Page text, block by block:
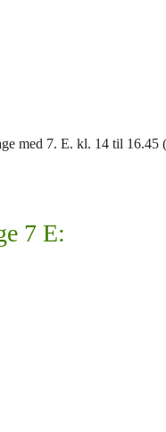
med 7. E. kl. 14 til 16.45
7 E: